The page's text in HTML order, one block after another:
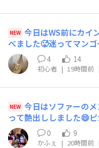
NEW 今日はWS前にカイ
べました🥵迷ってマン
きました😋4 14
初心者 | 19時間前
NEW 今日はソファーの
って艶出ししました😄
じ、長く使いたいのでメ
0 9
かふぇ | 20時間前